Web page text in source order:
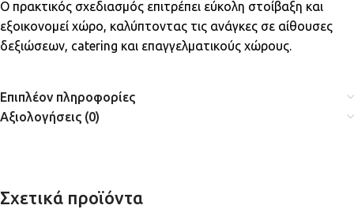
Ο πρακτικός σχεδιασμός επιτρέπει εύκολη στοίβαξη και
εξοικονομεί χώρο, καλύπτοντας τις ανάγκες σε αίθουσες
δεξιώσεων, catering και επαγγελματικούς χώρους.
Επιπλέον πληροφορίες
Αξιολογήσεις (0)
Σχετικά προϊόντα